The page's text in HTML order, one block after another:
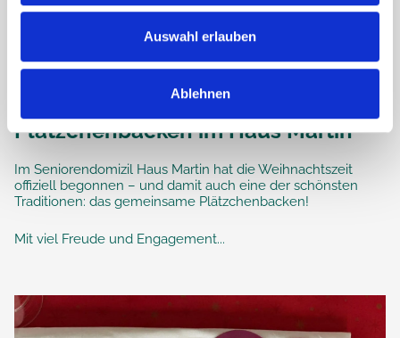
Auswahl erlauben
Ablehnen
Duftende Vorfreude –
Plätzchenbacken im Haus Martin
Im Seniorendomizil Haus Martin hat die Weihnachtszeit
offiziell begonnen – und damit auch eine der schönsten
Traditionen: das gemeinsame Plätzchenbacken!
Mit viel Freude und Engagement...